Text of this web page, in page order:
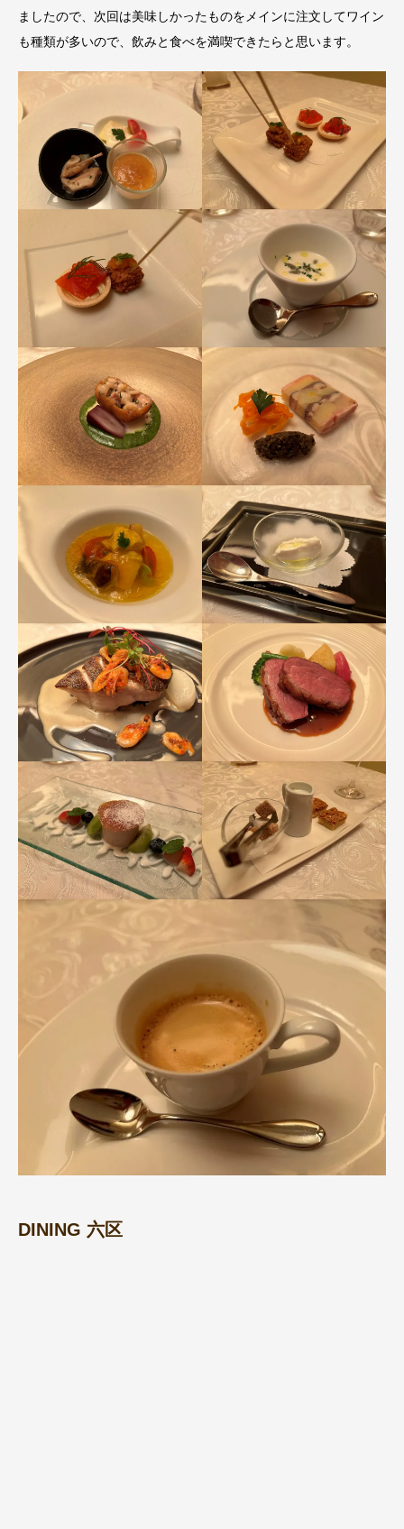
ましたので、次回は美味しかったものをメインに注文してワイン
も種類が多いので、飲みと食べを満喫できたらと思います。
DINING 六区